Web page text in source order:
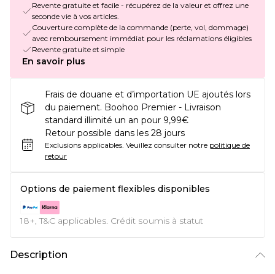
Revente gratuite et facile - récupérez de la valeur et offrez une
seconde vie à vos articles.
Couverture complète de la commande (perte, vol, dommage)
avec remboursement immédiat pour les réclamations éligibles
Revente gratuite et simple
En savoir plus
Frais de douane et d’importation UE ajoutés lors
du paiement. Boohoo Premier - Livraison
standard illimité un an pour 9,99€
Retour possible dans les 28 jours
Exclusions applicables. Veuillez consulter notre politique de
retour
Options de paiement flexibles disponibles
18+, T&C applicables. Crédit soumis à statut
Description